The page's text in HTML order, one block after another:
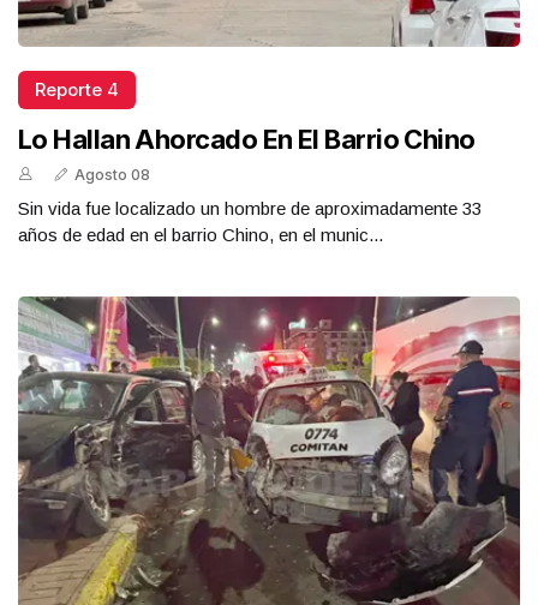
Reporte 4
Lo Hallan Ahorcado En El Barrio Chino
Agosto 08
Sin vida fue localizado un hombre de aproximadamente 33
años de edad en el barrio Chino, en el munic...